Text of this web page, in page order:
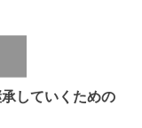
していくための